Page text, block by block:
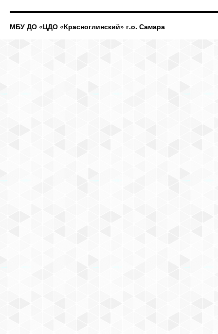
МБУ ДО «ЦДО «Красноглинский» г.о. Самара